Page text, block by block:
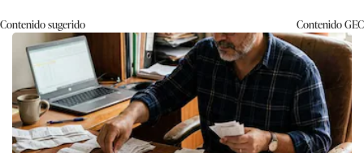
Contenido sugerido ContenidoGEC